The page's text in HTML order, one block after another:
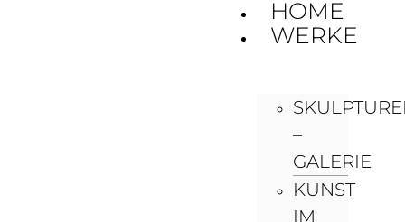
HOME
WERKE
–
GALERIE
KUNST
IM